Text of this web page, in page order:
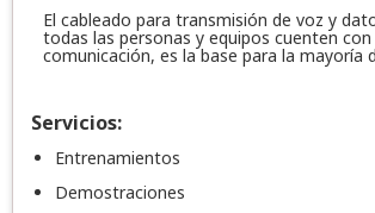
El cableado para transmisión de voz y
todas las personas y equipos cuenten con
comunicación, es la base para la mayoría
Servicios:
Entrenamientos
Demostraciones